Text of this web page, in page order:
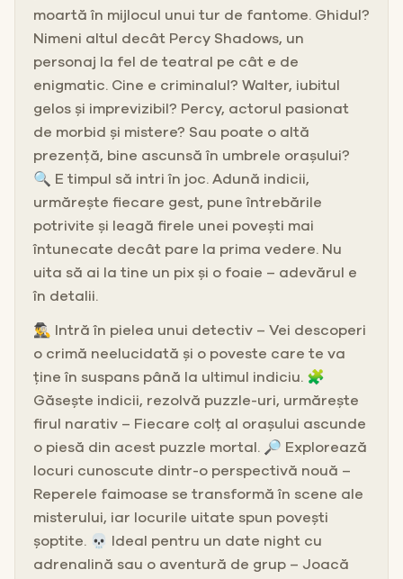
moartă în mijlocul unui tur de fantome. Ghidul?
Nimeni altul decât Percy Shadows, un
personaj la fel de teatral pe cât e de
enigmatic. Cine e criminalul? Walter, iubitul
gelos și imprevizibil? Percy, actorul pasionat
de morbid și mistere? Sau poate o altă
prezență, bine ascunsă în umbrele orașului?
🔍 E timpul să intri în joc. Adună indicii,
urmărește fiecare gest, pune întrebările
potrivite și leagă firele unei povești mai
întunecate decât pare la prima vedere. Nu
uita să ai la tine un pix și o foaie – adevărul e
în detalii.
🕵️‍♂️ Intră în pielea unui detectiv – Vei descoperi
o crimă neelucidată și o poveste care te va
ține în suspans până la ultimul indiciu. 🧩
Găsește indicii, rezolvă puzzle-uri, urmărește
firul narativ – Fiecare colț al orașului ascunde
o piesă din acest puzzle mortal. 🔎 Explorează
locuri cunoscute dintr-o perspectivă nouă –
Reperele faimoase se transformă în scene ale
misterului, iar locurile uitate spun povești
șoptite. 💀 Ideal pentru un date night cu
adrenalină sau o aventură de grup – Joacă